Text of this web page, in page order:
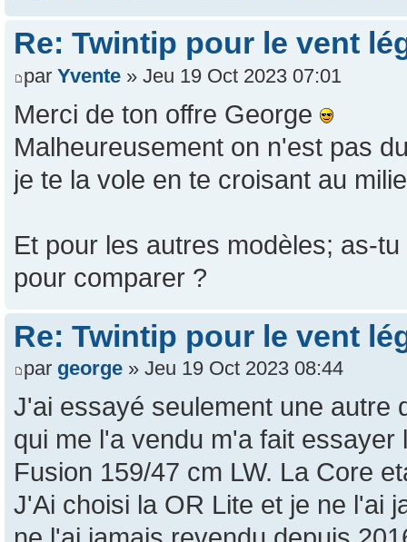
Re: Twintip pour le vent
par Yvente » Jeu 19 Oct 2023 07:01
Merci de ton offre George
Malheureusement on n'est pas
je te la vole en te croisant au
Et pour les autres modèles; as-
pour comparer ?
Re: Twintip pour le vent
par george » Jeu 19 Oct 2023 08:44
J'ai essayé seulement une autre
qui me l'a vendu m'a fait
Fusion 159/47 cm LW. La Core
J'Ai choisi la OR Lite et je ne l'ai